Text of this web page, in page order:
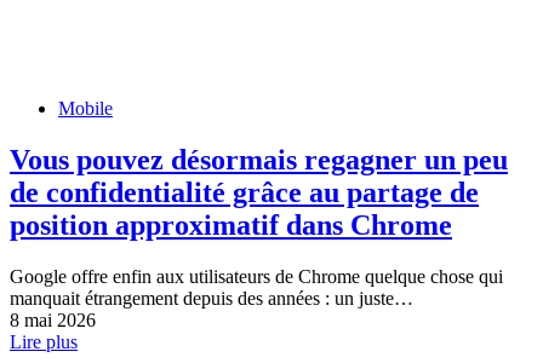
Mobile
Vous pouvez désormais regagner un peu
de confidentialité grâce au partage de
position approximatif dans Chrome
Google offre enfin aux utilisateurs de Chrome quelque chose qui
manquait étrangement depuis des années : un juste…
8 mai 2026
Lire plus